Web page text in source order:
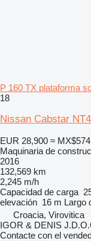
P 160 TX plataforma
18
Nissan Cabstar
EUR 28,900 ≈
Maquinaria de
2016
132,569 km
2,245 m/h
Capacidad de carga
elevación 16 m Largo
Croacia, Virovitica
IGOR & DENIS
Contacte con el